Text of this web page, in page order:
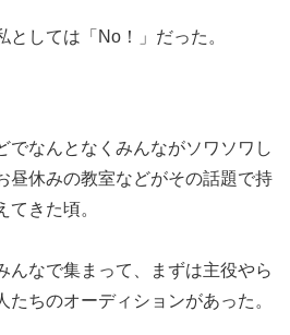
としては「No！」だった。
でなんとなくみんながソワソワし
昼休みの教室などがその話題で持
てきた頃。
んなで集まって、まずは主役やら
たちのオーディションがあった。